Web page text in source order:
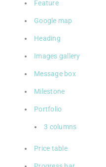
Feature
Google map
Heading
Images gallery
Message box
Milestone
Portfolio
3 columns
Price table